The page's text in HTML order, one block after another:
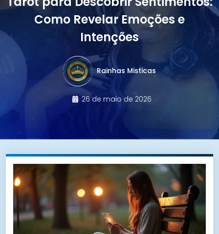
Como Revelar Emoções e
Intenções
Rainhas Misticas
26 de maio de 2026